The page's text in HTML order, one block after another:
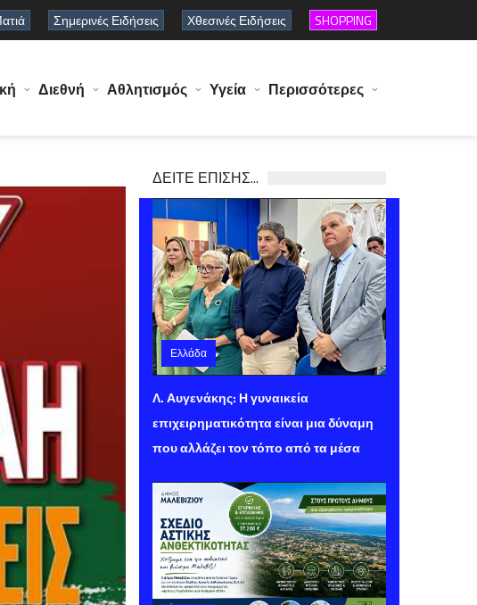
Σημερινές Ειδήσεις Χθεσινές Ειδήσεις SHOPPING
Διεθνή Αθλητισμός Υγεία Περισσότερες
ΔΕΙΤΕ ΕΠΙΣΗΣ...
Ελλάδα
Σάββατο 08 Αυγούστου 2026 11:41
Λ. Αυγενάκης: Η γυναικεία
επιχειρηματικότητα είναι μια δύναμη
που αλλάζει τον τόπο από τα μέσα